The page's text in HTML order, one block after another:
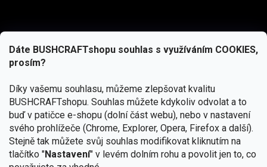
Dáte BUSHCRAFTshopu souhlas s využíváním COOKIES,
prosím?
Díky vašemu souhlasu, můžeme zlepšovat kvalitu
BUSHCRAFTshopu. Souhlas můžete kdykoliv odvolat a to
buď v patičce e-shopu (dolní část webu), nebo v nastavení
svého prohlížeče (Chrome, Explorer, Opera, Firefox a další).
Stejně tak můžete svůj souhlas modifikovat kliknutím na
tlačítko "Nastavení" v levém dolním rohu a povolit jen to, co